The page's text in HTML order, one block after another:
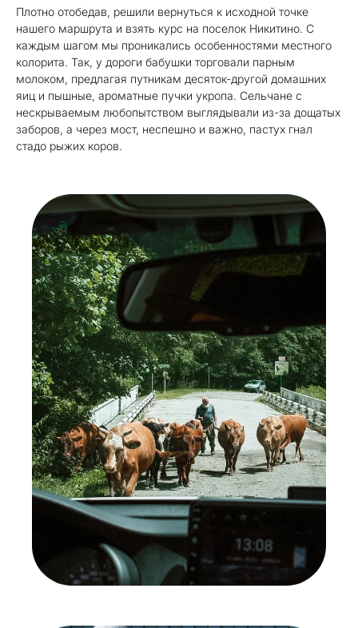
Плотно отобедав, решили вернуться к исходной точке
нашего маршрута и взять курс на поселок Никитино. С
каждым шагом мы проникались особенностями местного
колорита. Так, у дороги бабушки торговали парным
молоком, предлагая путникам десяток-другой домашних
яиц и пышные, ароматные пучки укропа. Сельчане с
нескрываемым любопытством выглядывали из-за дощатых
заборов, а через мост, неспешно и важно, пастух гнал
стадо рыжих коров.